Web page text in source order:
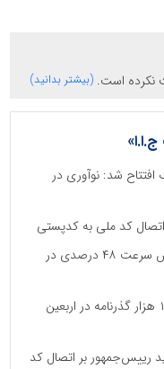
نکرده است. (بیشتر بدانید)
شد: نوآوری در
اتصال کد ملی به کدپستی
تفکیک هوشمند، راهکار جدید برای افزایش سرعت ۴۸ درصدی در
مدیر عامل پست: توزیع یک میلیون و ۱۵۰ هزار گذرنامه در اربعین
رییس‌جمهور بر اتصال کد